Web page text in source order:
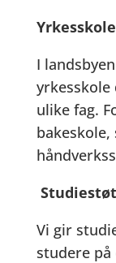
Yrkesskole
I
ulike fag.
bakeskole,
Vi gir
studere